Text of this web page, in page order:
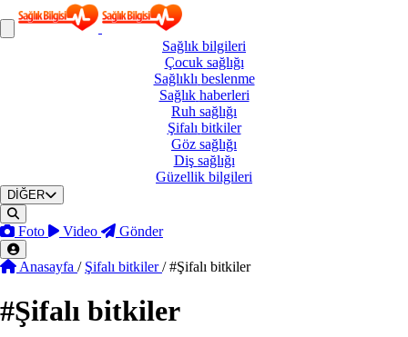
Sağlık bilgileri
Çocuk sağlığı
Sağlıklı beslenme
Sağlık haberleri
Ruh sağlığı
Şifalı bitkiler
Göz sağlığı
Diş sağlığı
Güzellik bilgileri
DİĞER
Foto Video Gönder
Anasayfa / Şifalı bitkiler/ #Şifalı bitkiler
#Şifalı bitkiler